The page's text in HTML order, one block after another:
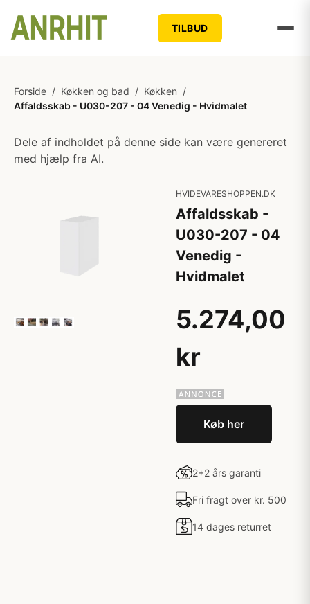
TILBUD
Forside / Køkken og bad / Køkken /
Affaldsskab - U030-207 - 04 Venedig - Hvidmalet
Dele af indholdet på denne side kan være genereret
med hjælp fra AI.
HVIDEVARESHOPPEN.DK
Affaldsskab -
U030-207 - 04
Venedig -
Hvidmalet
5.274,00
kr
Køb her
2+2 års garanti
Fri fragt over kr. 500
14 dages returret